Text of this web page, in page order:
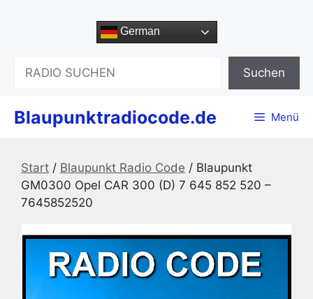
German
Suchen
Blaupunktradiocode.de Menü
Start / Blaupunkt Radio Code / Blaupunkt
GM0300 Opel CAR 300 (D) 7 645 852 520 –
7645852520